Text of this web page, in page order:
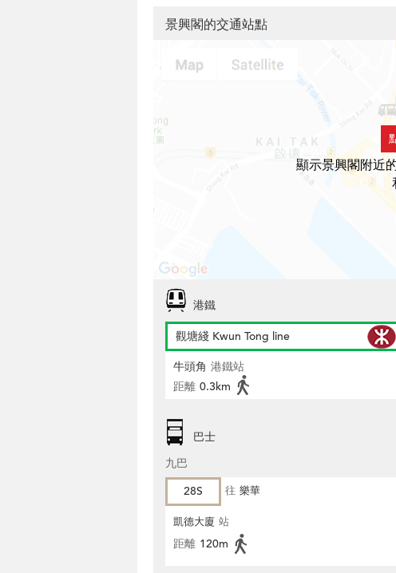
景興閣的交通站點
顯示景興閣附近
港鐵
觀塘綫 Kwun Tong line
牛頭角 港鐵站
距離 0.3km
巴士
九巴
28S
往 樂華
凱德大廈 站
距離 120m